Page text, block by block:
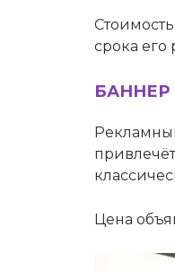
срока
БАННЕР
Цена